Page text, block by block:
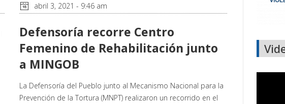
abril 3, 2021 - 9:46 am
Defensoría recorre Centro
Femenino de Rehabilitación junto
a MINGOB
La Defensoría del Pueblo junto al Mecanismo Nacional para la
Prevención de la Tortura (MNPT) realizaron un recorrido en el